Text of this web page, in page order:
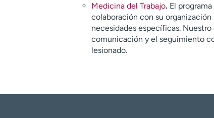
Medicina del Trabajo.El
colaboración con su
necesidades específicas.
comunicación y el seguimiento
lesionado.